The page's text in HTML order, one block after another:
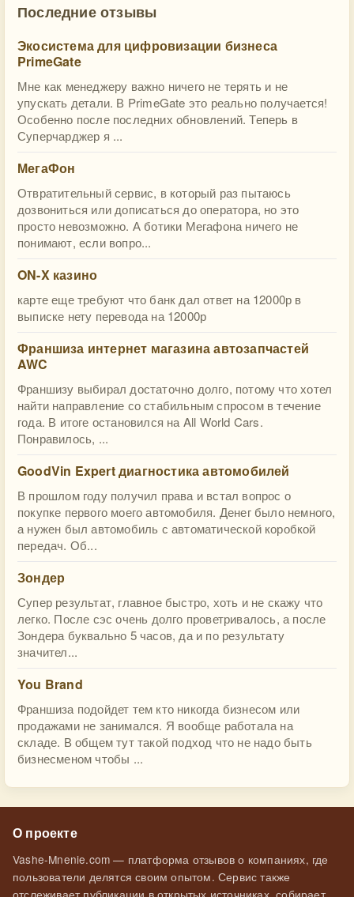
Последние отзывы
Экосистема для цифровизации бизнеса
PrimeGate
Мне как менеджеру важно ничего не терять и не
упускать детали. В PrimeGate это реально получается!
Особенно после последних обновлений. Теперь в
Суперчарджер я ...
МегаФон
Отвратительный сервис, в который раз пытаюсь
дозвониться или дописаться до оператора, но это
просто невозможно. А ботики Мегафона ничего не
понимают, если вопро...
ON-X казино
карте еще требуют что банк дал ответ на 12000р в
выписке нету перевода на 12000р
Франшиза интернет магазина автозапчастей
AWC
Франшизу выбирал достаточно долго, потому что хотел
найти направление со стабильным спросом в течение
года. В итоге остановился на All World Cars.
Понравилось, ...
GoodVin Expert диагностика автомобилей
В прошлом году получил права и встал вопрос о
покупке первого моего автомобиля. Денег было немного,
а нужен был автомобиль с автоматической коробкой
передач. Об...
Зондер
Супер результат, главное быстро, хоть и не скажу что
легко. После сэс очень долго проветривалось, а после
Зондера буквально 5 часов, да и по результату
значител...
You Brand
Франшиза подойдет тем кто никогда бизнесом или
продажами не занимался. Я вообще работала на
складе. В общем тут такой подход что не надо быть
бизнесменом чтобы ...
О проекте
Vashe-Mnenie.com — платформа отзывов о компаниях, где
пользователи делятся своим опытом. Сервис также
отслеживает публикации в открытых источниках, собирает